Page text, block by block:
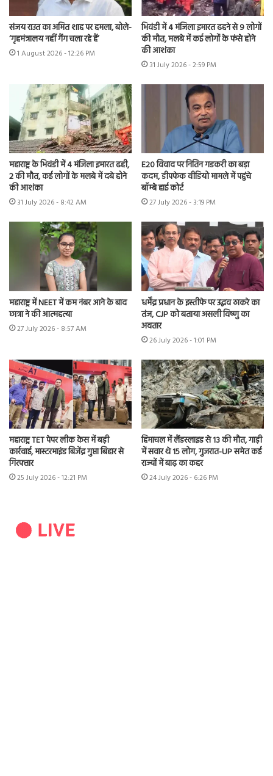
संजय राउत का अमित शाह पर हमला, बोले-
‘गृहमंत्रालय नहीं गैंग चला रहे हैं’
1 August 2026 - 12:26 PM
भिवंडी में 4 मंजिला इमारत ढहने से 9 लोगों
की मौत, मलबे में कई लोगों के फंसे होने
की आशंका
31 July 2026 - 2:59 PM
महाराष्ट्र के भिवंडी में 4 मंजिला इमारत ढही,
2 की मौत, कई लोगों के मलबे में दबे होने
की आशंका
31 July 2026 - 8:42 AM
E20 विवाद पर नितिन गडकरी का बड़ा
कदम, डीपफेक वीडियो मामले में पहुंचे
बॉम्बे हाई कोर्ट
27 July 2026 - 3:19 PM
महाराष्ट्र में NEET में कम नंबर आने के बाद
छात्रा ने की आत्महत्या
27 July 2026 - 8:57 AM
धर्मेंद्र प्रधान के इस्तीफे पर उद्धव ठाकरे का
तंज, CJP को बताया असली विष्णु का
अवतार
26 July 2026 - 1:01 PM
महाराष्ट्र TET पेपर लीक केस में बड़ी
कार्रवाई, मास्टरमाइंड बिजेंद्र गुप्ता बिहार से
गिरफ्तार
25 July 2026 - 12:21 PM
हिमाचल में लैंडस्लाइड से 13 की मौत, गाड़ी
में सवार थे 15 लोग, गुजरात-UP समेत कई
राज्यों में बाढ़ का कहर
24 July 2026 - 6:26 PM